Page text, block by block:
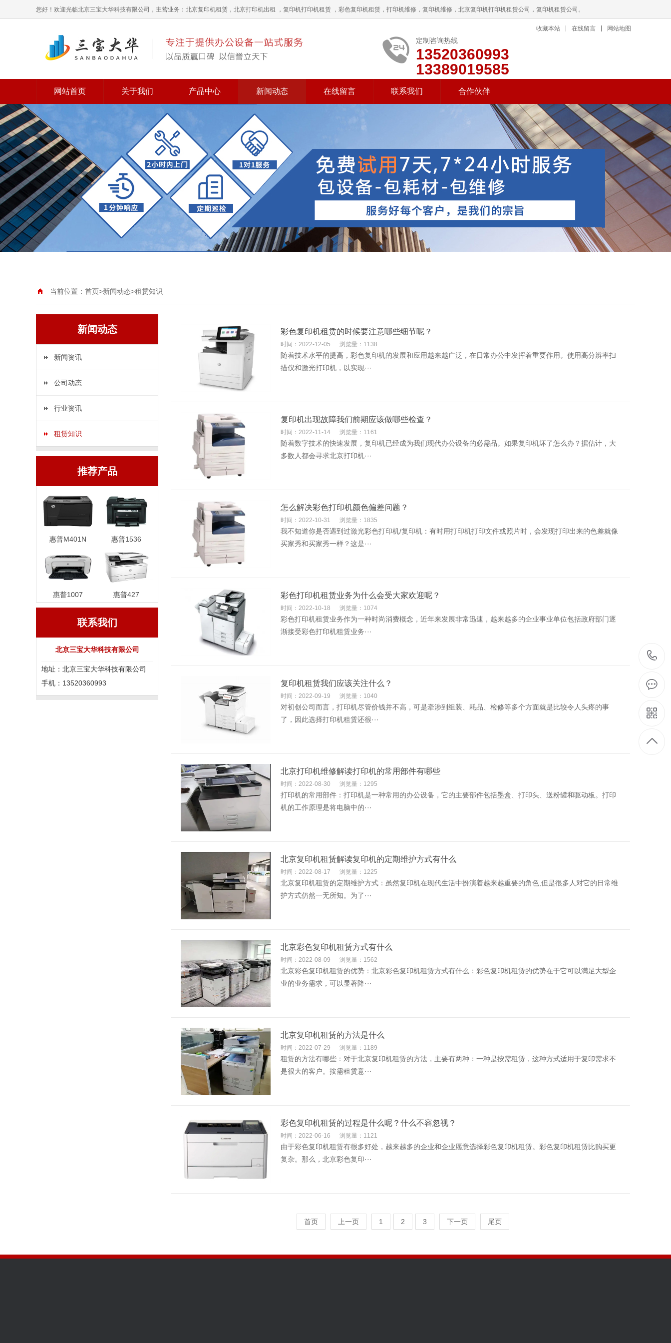
您好！欢迎光临北京三宝大华科技有限公司，主营业务：北京复印机租赁，北京打印机出租 ，复印机打印机租赁 ，彩色复印机租赁，打印机维修，复印机维修，北京复印机打印机租赁公司，复印机租赁公司。
收藏本站 在线留言 网站地图
定制咨询热线
13520360993
13389019585
网站首页 关于我们 产品中心 新闻动态 在线留言 联系我们 合作伙伴
当前位置： 首页>新闻动态>租赁知识
新闻动态
新闻资讯
公司动态
行业资讯
租赁知识
推荐产品
惠普M401N 惠普1536
惠普1007 惠普427
联系我们
北京三宝大华科技有限公司
地址：北京三宝大华科技有限公司
手机：13520360993
彩色复印机租赁的时候要注意哪些细节呢？
时间：2022-12-05 浏览量：1138
随着技术水平的提高，彩色复印机的发展和应用越来越广泛，在日常办公中发挥着重要作用。使用高分辨率扫
描仪和激光打印机，以实现···
复印机出现故障我们前期应该做哪些检查？
时间：2022-11-14 浏览量：1161
随着数字技术的快速发展，复印机已经成为我们现代办公设备的必需品。如果复印机坏了怎么办？据估计，大
多数人都会寻求北京打印机···
怎么解决彩色打印机颜色偏差问题？
时间：2022-10-31 浏览量：1835
我不知道你是否遇到过激光彩色打印机/复印机：有时用打印机打印文件或照片时，会发现打印出来的色差就像
买家秀和买家秀一样？这是···
彩色打印机租赁业务为什么会受大家欢迎呢？
时间：2022-10-18 浏览量：1074
彩色打印机租赁业务作为一种时尚消费概念，近年来发展非常迅速，越来越多的企业事业单位包括政府部门逐
渐接受彩色打印机租赁业务···
复印机租赁我们应该关注什么？
时间：2022-09-19 浏览量：1040
对初创公司而言，打印机尽管价钱并不高，可是牵涉到组装、耗品、检修等多个方面就是比较令人头疼的事
了，因此选择打印机租赁还很···
北京打印机维修解读打印机的常用部件有哪些
时间：2022-08-30 浏览量：1295
打印机的常用部件：打印机是一种常用的办公设备，它的主要部件包括墨盒、打印头、送粉罐和驱动板。打印
机的工作原理是将电脑中的···
北京复印机租赁解读复印机的定期维护方式有什么
时间：2022-08-17 浏览量：1225
北京复印机租赁的定期维护方式：虽然复印机在现代生活中扮演着越来越重要的角色,但是很多人对它的日常维
护方式仍然一无所知。为了···
北京彩色复印机租赁方式有什么
时间：2022-08-09 浏览量：1562
北京彩色复印机租赁的优势：北京彩色复印机租赁方式有什么：彩色复印机租赁的优势在于它可以满足大型企
业的业务需求，可以显著降···
北京复印机租赁的方法是什么
时间：2022-07-29 浏览量：1189
租赁的方法有哪些：对于北京复印机租赁的方法，主要有两种：一种是按需租赁，这种方式适用于复印需求不
是很大的客户。按需租赁意···
彩色复印机租赁的过程是什么呢？什么不容忽视？
时间：2022-06-16 浏览量：1121
由于彩色复印机租赁有很多好处，越来越多的企业和企业愿意选择彩色复印机租赁。彩色复印机租赁比购买更
复杂。那么，北京彩色复印···
首页 上一页 1 2 3 下一页 尾页